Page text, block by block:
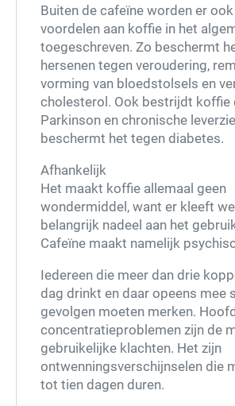
Buiten de cafeïne worden er
voordelen aan koffie in het
toegeschreven. Zo beschermt
hersenen tegen veroudering,
vorming van bloedstolsels en
cholesterol. Ook bestrijdt koffie
Parkinson en chronische
beschermt het tegen diabetes.
Afhankelijk
Het maakt koffie allemaal geen
wondermiddel, want er kleeft
belangrijk nadeel aan het
Cafeïne maakt namelijk
Iedereen die meer dan drie
dag drinkt en daar opeens mee
gevolgen moeten merken.
concentratieproblemen zijn de
gebruikelijke klachten. Het zijn
ontwenningsverschijnselen die
tot tien dagen duren.